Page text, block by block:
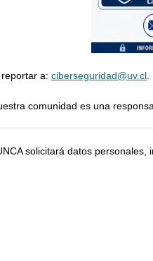
a: ciberseguridad@uv.cl
comunidad es una
solicitará datos